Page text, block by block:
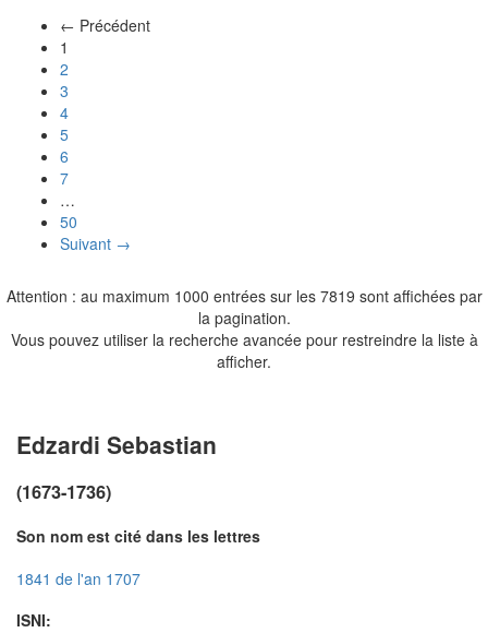
← Précédent
1
2
3
4
5
6
7
…
50
Suivant →
Attention : au maximum 1000 entrées sur les 7819 sont affichées par
la pagination.
Vous pouvez utiliser la recherche avancée pour restreindre la liste à
afficher.
Edzardi Sebastian
(1673-1736)
Son nom est cité dans les lettres
1841 de l'an 1707
ISNI: